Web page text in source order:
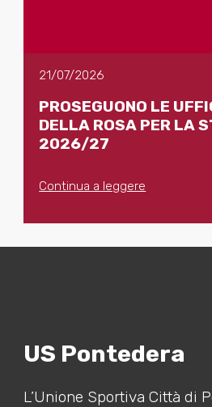
21/07/2026
PROSEGUONO LE
DELLA ROSA PER LA
2026/27
Continua a leggere
US Pontedera
L’Unione Sportiva Città di